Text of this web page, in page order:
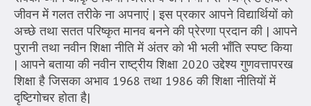
जीवन में गलत तरीके ना अपनाएं | इस प्रकार आपने विद्यार्थियों को
अच्छे तथा सतत परिष्कृत मानव बनने की प्रेरणा प्रदान की | आपने
पुरानी तथा नवीन शिक्षा नीति में अंतर को भी भली भाँति स्पष्ट किया
| आपने बताया की नवीन राष्ट्रीय शिक्षा 2020 उद्देश्य गुणवत्तापरख
शिक्षा है जिसका अभाव 1968 तथा 1986 की शिक्षा नीतियों में
दृष्टिगोचर होता है|